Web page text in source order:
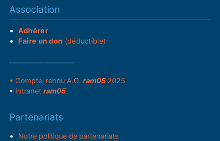
Association
Adhérer
Faire un don (déductible)
• Compte-rendu A.G.ram05 2025
• Intranetram05
Partenariats
Notre politique de partenariats